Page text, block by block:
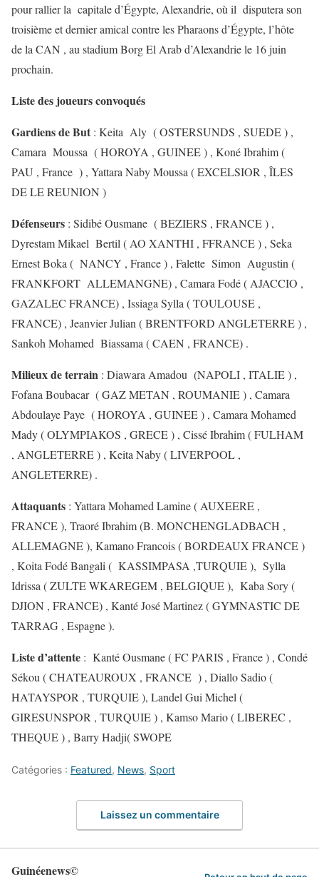
pour rallier la capitale d’Égypte, Alexandrie, où il disputera son
troisième et dernier amical contre les Pharaons d’Égypte, l’hôte
de la CAN , au stadium Borg El Arab d’Alexandrie le 16 juin
prochain.
Liste des joueurs convoqués
Gardiens de But : Keita Aly ( OSTERSUNDS , SUEDE ) ,
Camara Moussa ( HOROYA , GUINEE ) , Koné Ibrahim (
PAU , France ) , Yattara Naby Moussa ( EXCELSIOR , ÎLES
DE LE REUNION )
Défenseurs : Sidibé Ousmane ( BEZIERS , FRANCE ) ,
Dyrestam Mikael Bertil ( AO XANTHI , FFRANCE ) , Seka
Ernest Boka ( NANCY , France ) , Falette Simon Augustin (
FRANKFORT ALLEMANGNE) , Camara Fodé ( AJACCIO ,
GAZALEC FRANCE) , Issiaga Sylla ( TOULOUSE ,
FRANCE) , Jeanvier Julian ( BRENTFORD ANGLETERRE ) ,
Sankoh Mohamed Biassama ( CAEN , FRANCE) .
Milieux de terrain : Diawara Amadou (NAPOLI , ITALIE ) ,
Fofana Boubacar ( GAZ METAN , ROUMANIE ) , Camara
Abdoulaye Paye ( HOROYA , GUINEE ) , Camara Mohamed
Mady ( OLYMPIAKOS , GRECE ) , Cissé Ibrahim ( FULHAM
, ANGLETERRE ) , Keita Naby ( LIVERPOOL ,
ANGLETERRE) .
Attaquants : Yattara Mohamed Lamine ( AUXEERE ,
FRANCE ), Traoré Ibrahim (B. MONCHENGLADBACH ,
ALLEMAGNE ), Kamano Francois ( BORDEAUX FRANCE )
, Koita Fodé Bangali ( KASSIMPASA ,TURQUIE ), Sylla
Idrissa ( ZULTE WKAREGEM , BELGIQUE ), Kaba Sory (
DJION , FRANCE) , Kanté José Martinez ( GYMNASTIC DE
TARRAG , Espagne ).
Liste d’attente : Kanté Ousmane ( FC PARIS , France ) , Condé
Sékou ( CHATEAUROUX , FRANCE ) , Diallo Sadio (
HATAYSPOR , TURQUIE ), Landel Gui Michel (
GIRESUNSPOR , TURQUIE ) , Kamso Mario ( LIBEREC ,
THEQUE ) , Barry Hadji( SWOPE
Catégories : Featured, News, Sport
Laissez un commentaire
Guinéenews©